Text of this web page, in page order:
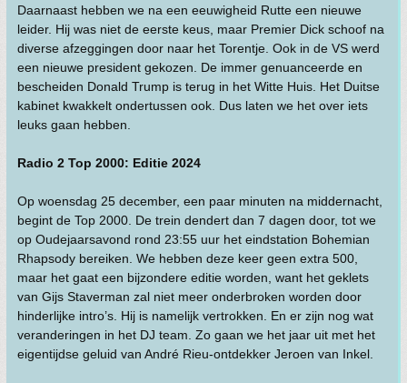
Daarnaast hebben we na een eeuwigheid Rutte een nieuwe
leider. Hij was niet de eerste keus, maar Premier Dick schoof na
diverse afzeggingen door naar het Torentje. Ook in de VS werd
een nieuwe president gekozen. De immer genuanceerde en
bescheiden Donald Trump is terug in het Witte Huis. Het Duitse
kabinet kwakkelt ondertussen ook. Dus laten we het over iets
leuks gaan hebben.
Radio 2 Top 2000: Editie 2024
Op woensdag 25 december, een paar minuten na middernacht,
begint de Top 2000. De trein dendert dan 7 dagen door, tot we
op Oudejaarsavond rond 23:55 uur het eindstation Bohemian
Rhapsody bereiken. We hebben deze keer geen extra 500,
maar het gaat een bijzondere editie worden, want het geklets
van Gijs Staverman zal niet meer onderbroken worden door
hinderlijke intro’s. Hij is namelijk vertrokken. En er zijn nog wat
veranderingen in het DJ team. Zo gaan we het jaar uit met het
eigentijdse geluid van André Rieu-ontdekker Jeroen van Inkel.